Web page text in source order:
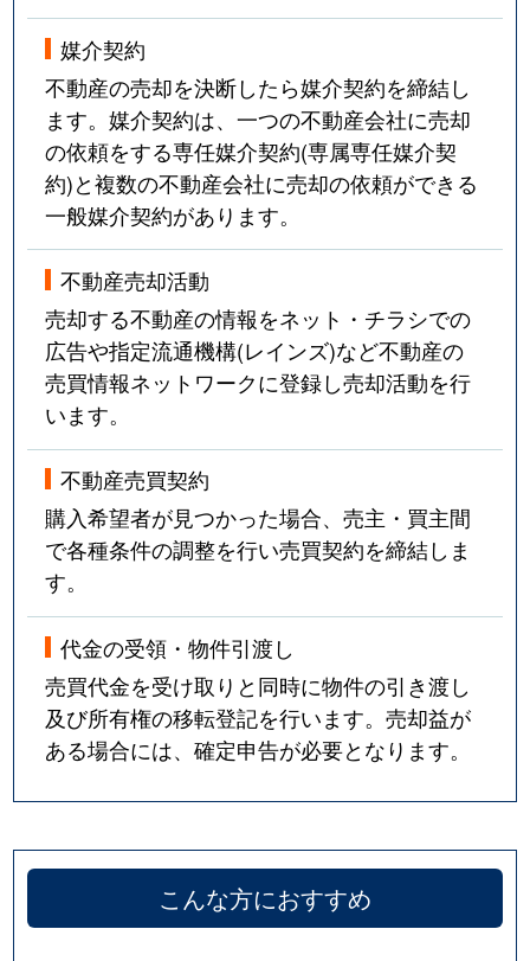
媒介契約
不動産の売却を決断したら媒介契約を締結し
ます。媒介契約は、一つの不動産会社に売却
の依頼をする専任媒介契約(専属専任媒介契
約)と複数の不動産会社に売却の依頼ができる
一般媒介契約があります。
不動産売却活動
売却する不動産の情報をネット・チラシでの
広告や指定流通機構(レインズ)など不動産の
売買情報ネットワークに登録し売却活動を行
います。
不動産売買契約
購入希望者が見つかった場合、売主・買主間
で各種条件の調整を行い売買契約を締結しま
す。
代金の受領・物件引渡し
売買代金を受け取りと同時に物件の引き渡し
及び所有権の移転登記を行います。売却益が
ある場合には、確定申告が必要となります。
こんな方におすすめ